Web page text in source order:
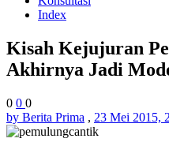
Index
Kisah Kejujuran
Akhirnya Jadi
0 0 0
by Berita Prima , 23 Mei 2015,